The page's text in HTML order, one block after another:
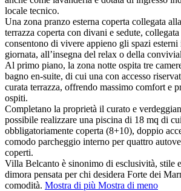
locale tecnico.
Una zona pranzo esterna coperta collegata
terrazza coperta con divani e sedute,
consentono di vivere appieno gli spazi
giornata, all’insegna del relax o della
Al primo piano, la zona notte ospita tre
bagno en-suite, di cui una con accesso
curata terrazza, offrendo massimo comfort e
ospiti.
Completano la proprietà il curato e
possibile realizzare una piscina di 18 mq di
obbligatoriamente coperta (8+10), doppio
comodo parcheggio interno per quattro
coperti.
Villa Belcanto è sinonimo di esclusività, stile
dimora pensata per chi desidera Forte dei
comodità. Mostra di più Mostra di meno